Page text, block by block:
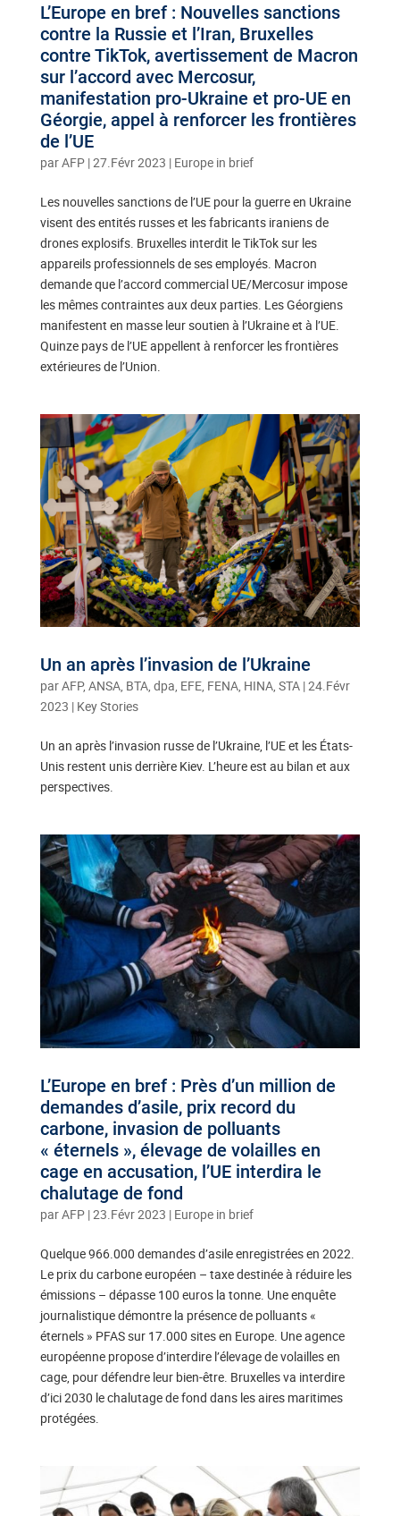
L’Europe en bref : Nouvelles sanctions
contre la Russie et l’Iran, Bruxelles
contre TikTok, avertissement de Macron
sur l’accord avec Mercosur,
manifestation pro-Ukraine et pro-UE en
Géorgie, appel à renforcer les frontières
de l’UE
parAFP|27.Févr 2023 | Europe in brief
Les nouvelles sanctions de l’UE pour la guerre en Ukraine
visent des entités russes et les fabricants iraniens de
drones explosifs. Bruxelles interdit le TikTok sur les
appareils professionnels de ses employés. Macron
demande que l’accord commercial UE/Mercosur impose
les mêmes contraintes aux deux parties. Les Géorgiens
manifestent en masse leur soutien à l’Ukraine et à l’UE.
Quinze pays de l’UE appellent à renforcer les frontières
extérieures de l’Union.
Un an après l’invasion de l’Ukraine
parAFP, ANSA, BTA, dpa, EFE, FENA, HINA, STA|24.Févr
2023 | Key Stories
Un an après l’invasion russe de l’Ukraine, l’UE et les États-
Unis restent unis derrière Kiev. L’heure est au bilan et aux
perspectives.
L’Europe en bref : Près d’un million de
demandes d’asile, prix record du
carbone, invasion de polluants
« éternels », élevage de volailles en
cage en accusation, l’UE interdira le
chalutage de fond
parAFP|23.Févr 2023 | Europe in brief
Quelque 966.000 demandes d’asile enregistrées en 2022.
Le prix du carbone européen – taxe destinée à réduire les
émissions – dépasse 100 euros la tonne. Une enquête
journalistique démontre la présence de polluants «
éternels » PFAS sur 17.000 sites en Europe. Une agence
européenne propose d’interdire l’élevage de volailles en
cage, pour défendre leur bien-être. Bruxelles va interdire
d’ici 2030 le chalutage de fond dans les aires maritimes
protégées.